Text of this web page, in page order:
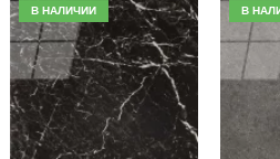
В НАЛИЧИИ В